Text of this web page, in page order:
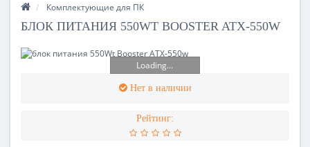
Комплектующие для ПК
БЛОК ПИТАНИЯ 550WT BOOSTER ATX-550W
Loading...
Нет в наличии
Рейтинг: